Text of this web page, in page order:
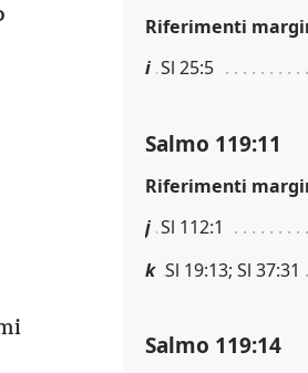
Riferimenti
i Sl 25:5
Salmo 119:11
Riferimenti
j Sl 112:1
k Sl 19:13; Sl 37:31
Salmo 119:14